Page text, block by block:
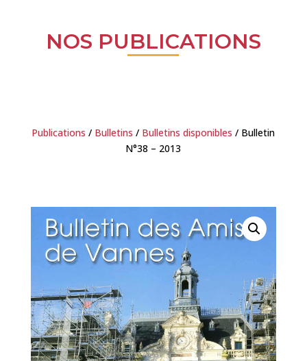
NOS PUBLICATIONS
Publications / Bulletins / Bulletins disponibles / Bulletin
N°38 – 2013